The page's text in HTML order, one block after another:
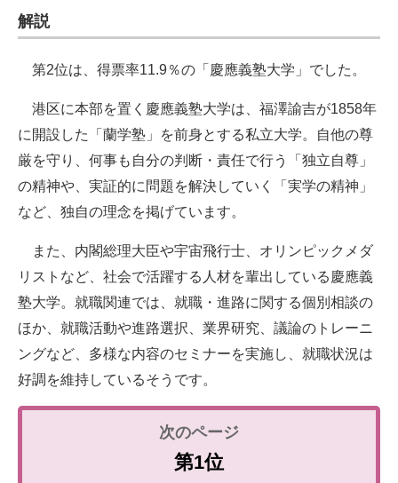
解説
第2位は、得票率11.9％の「慶應義塾大学」でした。
港区に本部を置く慶應義塾大学は、福澤諭吉が1858年
に開設した「蘭学塾」を前身とする私立大学。自他の尊
厳を守り、何事も自分の判断・責任で行う「独立自尊」
の精神や、実証的に問題を解決していく「実学の精神」
など、独自の理念を掲げています。
また、内閣総理大臣や宇宙飛行士、オリンピックメダ
リストなど、社会で活躍する人材を輩出している慶應義
塾大学。就職関連では、就職・進路に関する個別相談の
ほか、就職活動や進路選択、業界研究、議論のトレーニ
ングなど、多様な内容のセミナーを実施し、就職状況は
好調を維持しているそうです。
第1位